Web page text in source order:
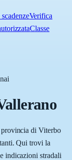
Verifica
Classe
di Viterbo
Qui trovi la
indicazioni stradali